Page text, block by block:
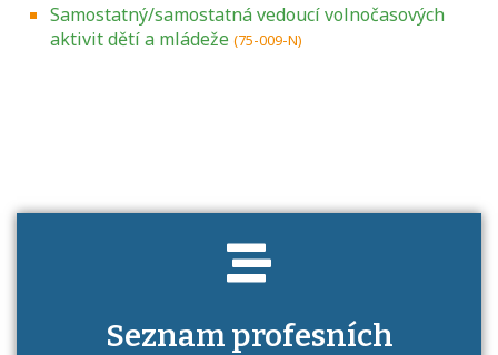
Samostatný/samostatná vedoucí volnočasových
aktivit dětí a mládeže (75-009-N)
Seznam profesních
Projděte si seznam profesních kvalifikací.